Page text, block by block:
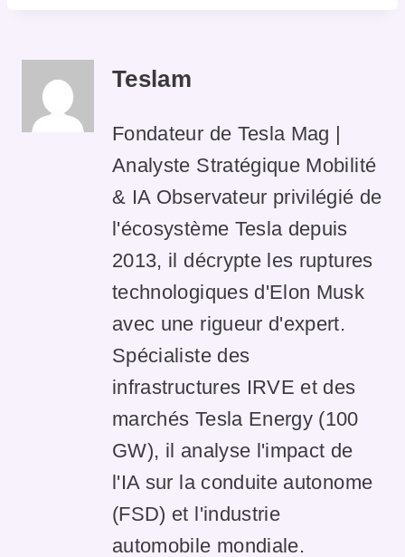
Teslam
Fondateur de Tesla Mag |
Analyste Stratégique Mobilité
& IA Observateur privilégié de
l'écosystème Tesla depuis
2013, il décrypte les ruptures
technologiques d'Elon Musk
avec une rigueur d'expert.
Spécialiste des
infrastructures IRVE et des
marchés Tesla Energy (100
GW), il analyse l'impact de
l'IA sur la conduite autonome
(FSD) et l'industrie
automobile mondiale.